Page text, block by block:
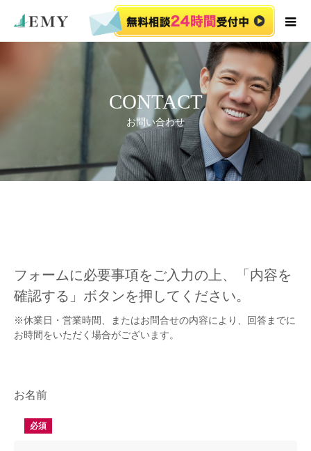
CONTACT
お問い合わせ
フォームに必要事項をご入力の上、「内容を
確認する」ボタンを押してください。
※休業日・営業時間、またはお問合せの内容により、回答までに
お時間をいただく場合がございます。
お名前
必須